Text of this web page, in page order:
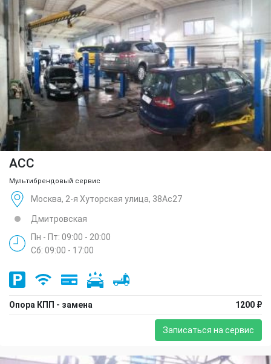
ACC
Мультибрендовый сервис
Москва, 2-я Хуторская улица, 38Ас27
Дмитровская
Пн - Пт: 09:00 - 20:00
Сб: 09:00 - 17:00
Опора КПП - замена 1200 ₽
Записаться на сервис